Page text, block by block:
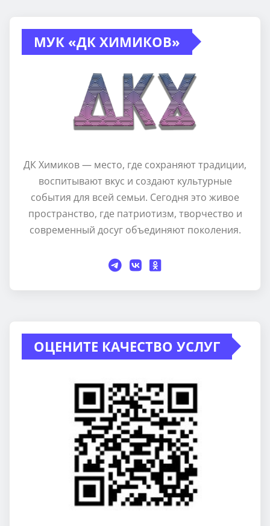
МУК «ДК ХИМИКОВ»
ДК Химиков — место, где сохраняют традиции,
воспитывают вкус и создают культурные
события для всей семьи. Сегодня это живое
пространство, где патриотизм, творчество и
современный досуг объединяют поколения.
ОЦЕНИТЕ КАЧЕСТВО УСЛУГ